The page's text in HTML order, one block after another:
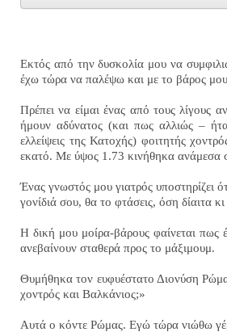
Εκτός από την δυσκολία μου να
έχω τώρα να παλέψω και με το βάρος
Πρέπει να είμαι ένας από τους λίγους
ήμουν αδύνατος (και πως αλλιώς –
ελλείψεις της Κατοχής) φοιτητής
εκατό. Με ύψος 1.73 κινήθηκα ανάμεσα
Ένας γνωστός μου γιατρός υποστηρίζει
γονίδιά σου, θα το φτάσεις, όση δίαιτα
Η δική μου μοίρα-βάρους φαίνεται πως
ανεβαίνουν σταθερά προς το μάξιμουμ.
Θυμήθηκα τον ευφυέστατο Διονύση
χοντρός και Βαλκάνιος;»
Αυτά ο κόντε Ρώμας. Εγώ τώρα νιώθω